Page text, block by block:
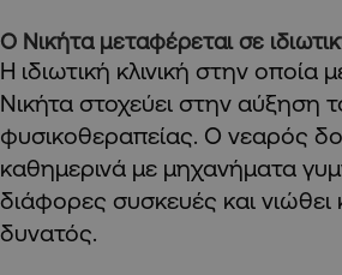
Ο Νικήτα μεταφέρεται σε
Η ιδιωτική κλινική στην οποία
Νικήτα στοχεύει στην αύξηση
φυσικοθεραπείας. Ο νεαρός
καθημερινά με μηχανήματα
διάφορες συσκευές και νιώθει
δυνατός.